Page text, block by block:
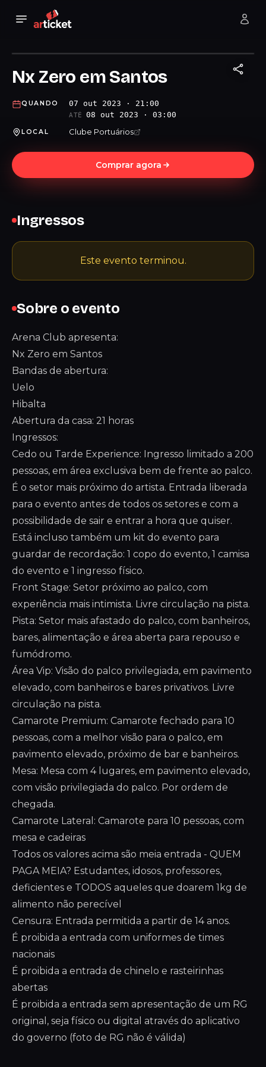
Nx Zero em Santos
QUANDO 07 out 2023 · 21:00
ATÉ 08 out 2023 · 03:00
LOCAL Clube Portuários
Comprar agora
Sobre o evento
Arena Club apresenta:
Nx Zero em Santos
Bandas de abertura:
Uelo
Hibalta
Abertura da casa: 21 horas
Ingressos:
Cedo ou Tarde Experience: Ingresso limitado a 200
pessoas, em área exclusiva bem de frente ao palco.
É o setor mais próximo do artista. Entrada liberada
para o evento antes de todos os setores e com a
possibilidade de sair e entrar a hora que quiser.
Está incluso também um kit do evento para
guardar de recordação: 1 copo do evento, 1 camisa
do evento e 1 ingresso físico.
Front Stage: Setor próximo ao palco, com
experiência mais intimista. Livre circulação na pista.
Pista: Setor mais afastado do palco, com banheiros,
bares, alimentação e área aberta para repouso e
fumódromo.
Área Vip: Visão do palco privilegiada, em pavimento
elevado, com banheiros e bares privativos. Livre
circulação na pista.
Camarote Premium: Camarote fechado para 10
pessoas, com a melhor visão para o palco, em
pavimento elevado, próximo de bar e banheiros.
Mesa: Mesa com 4 lugares, em pavimento elevado,
com visão privilegiada do palco. Por ordem de
chegada.
Camarote Lateral: Camarote para 10 pessoas, com
mesa e cadeiras
Todos os valores acima são meia entrada - QUEM
PAGA MEIA? Estudantes, idosos, professores,
deficientes e TODOS aqueles que doarem 1kg de
alimento não perecível
Censura: Entrada permitida a partir de 14 anos.
É proibida a entrada com uniformes de times
nacionais
É proibida a entrada de chinelo e rasteirinhas
abertas
É proibida a entrada sem apresentação de um RG
original, seja físico ou digital através do aplicativo
do governo (foto de RG não é válida)
Ingressos
Este evento terminou.